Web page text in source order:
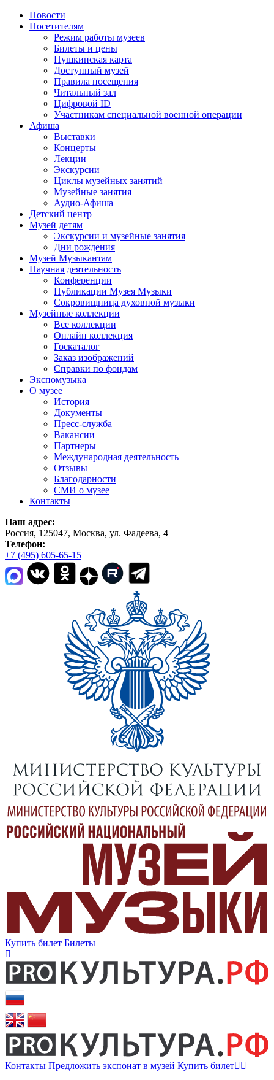
Новости
Посетителям
Режим работы музеев
Билеты и цены
Пушкинская карта
Доступный музей
Правила посещения
Читальный зал
Цифровой ID
Участникам специальной военной операции
Афиша
Выставки
Концерты
Лекции
Экскурсии
Циклы музейных занятий
Музейные занятия
Аудио-Афиша
Детский центр
Музей детям
Экскурсии и музейные занятия
Дни рождения
Музей Музыкантам
Научная деятельность
Конференции
Публикации Музея Музыки
Сокровищница духовной музыки
Музейные коллекции
Все коллекции
Онлайн коллекция
Госкаталог
Заказ изображений
Справки по фондам
Экспомузыка
О музее
История
Документы
Пресс-служба
Вакансии
Партнеры
Международная деятельность
Отзывы
Благодарности
СМИ о музее
Контакты
Наш адрес:
Россия, 125047, Москва, ул. Фадеева, 4
Телефон:
+7 (495) 605-65-15
Купить билет Билеты
Контакты Предложить экспонат в музей Купить билет